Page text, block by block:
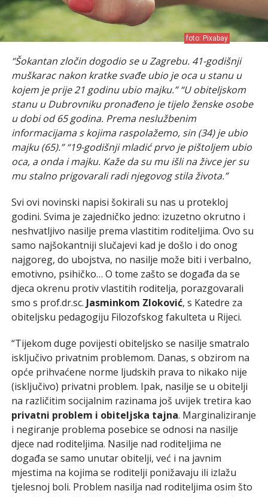
foto: Pixabay
“Šokantan zločin dogodio se u Zagrebu. 41-godišnji
muškarac nakon kratke svađe ubio je oca u stanu u
kojem je prije 21 godinu ubio majku.”“U obiteljskom
stanu u Dubrovniku pronađeno je tijelo ženske osobe
u dobi od 65 godina. Prema neslužbenim
informacijama s kojima raspolažemo, sin (34) je ubio
majku (65).”“19-godišnji mladić prvo je pištoljem ubio
oca, a onda i majku. Kaže da su mu išli na živce jer su
mu stalno prigovarali radi njegovog stila života.”
Svi ovi novinski napisi šokirali su nas u protekloj
godini. Svima je zajedničko jedno: izuzetno okrutno i
neshvatljivo nasilje prema vlastitim roditeljima. Ovo su
samo najšokantniji slučajevi kad je došlo i do onog
najgoreg, do ubojstva, no nasilje može biti i verbalno,
emotivno, psihičko… O tome zašto se događa da se
djeca okrenu protiv vlastitih roditelja, porazgovarali
smo s prof.dr.sc. Jasminkom Zloković, s Katedre za
obiteljsku pedagogiju Filozofskog fakulteta u Rijeci.
“Tijekom duge povijesti obiteljsko se nasilje smatralo
isključivo privatnim problemom. Danas, s obzirom na
opće prihvaćene norme ljudskih prava to nikako nije
(isključivo) privatni problem. Ipak, nasilje se u obitelji
na različitim socijalnim razinama još uvijek tretira kao
privatni problem i obiteljska tajna. Marginaliziranje
i negiranje problema posebice se odnosi na nasilje
djece nad roditeljima. Nasilje nad roditeljima ne
događa se samo unutar obitelji, već i na javnim
mjestima na kojima se roditelji ponižavaju ili izlažu
tjelesnoj boli. Problem nasilja nad roditeljima osim što